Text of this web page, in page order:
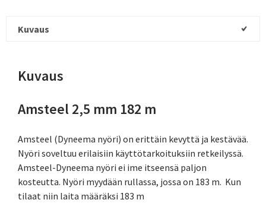
Kuvaus
Kuvaus
Amsteel 2,5 mm 182 m
Amsteel (Dyneema nyöri) on erittäin kevyttä ja kestävää.
Nyöri soveltuu erilaisiin käyttötarkoituksiin retkeilyssä.
Amsteel-Dyneema nyöri ei ime itseensä paljon
kosteutta. Nyöri myydään rullassa, jossa on 183 m. Kun
tilaat niin laita määräksi 183 m